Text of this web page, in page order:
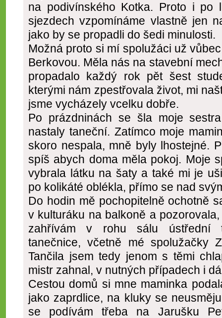
na podivínského Kotka. Proto i po
sjezdech vzpomínáme vlastně jen
jako by se propadli do šedi minulosti.
Možná proto si mí spolužáci už
Berkovou. Měla nás na stavební
propadalo každý rok pět šest
kterými nám zpestřovala život, mi
jsme vycházely vcelku dobře.
Po prázdninách se šla moje
nastaly taneční. Zatímco moje
skoro nespala, mně byly lhostejné.
spíš abych doma měla pokoj. Moje
vybrala látku na šaty a také mi je
po kolikáté oblékla, přímo se nad
Do hodin mě pochopitelně ochotně
v kulturáku na balkoně a
zahřívám v rohu sálu ústřední
tanečnice, včetně mé spolužačky
Tančila jsem tedy jenom s těmi
mistr zahnal, v nutných případech i
Cestou domů si mne maminka
jako zaprdlice, na kluky se
se podívám třeba na Jarušku